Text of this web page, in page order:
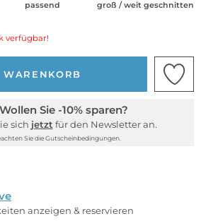
passend groß / weit geschnitten
verfügbar!
Wollen Sie -10% sparen?
sich jetzt für den Newsletter an.
Sie die Gutscheinbedingungen.
anzeigen & reservieren